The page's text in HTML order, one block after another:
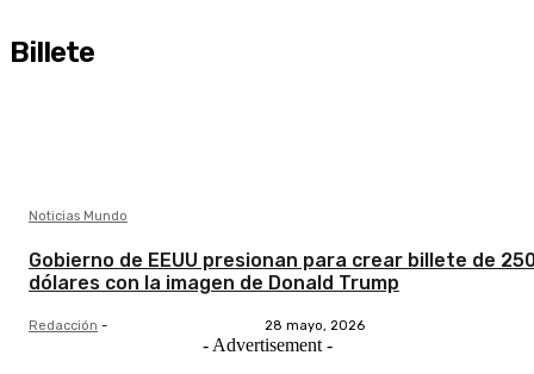
Billete
Noticias Mundo
Gobierno de EEUU presionan para crear billete de
dólares con la imagen de Donald Trump
Redacción - 28 mayo, 2026
- Advertisement -